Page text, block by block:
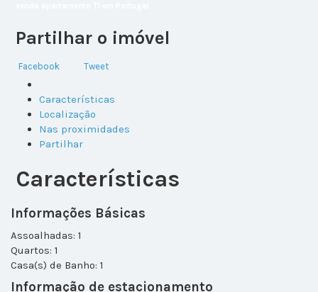
Partilhar o imóvel
Facebook Tweet
Características
Localização
Nas proximidades
Partilhar
Características
Informações Básicas
Assoalhadas: 1
Quartos: 1
Casa(s) de Banho: 1
Informação de estacionamento